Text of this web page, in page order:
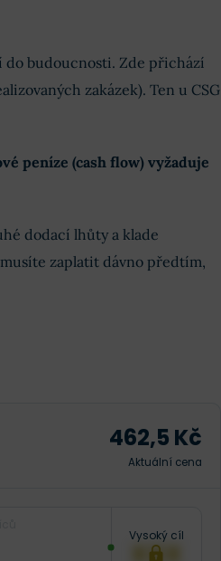
do budoucnosti. Zde přichází
zakázek). Ten u CSG
peníze (cash flow) vyžaduje
dodací lhůty a klade
zaplatit dávno předtím,
462,5 Kč
Aktuální cena
Vysoký cíl